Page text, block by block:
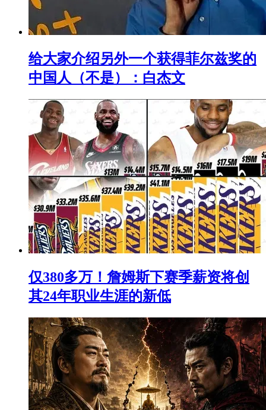
给大家介绍另外一个获得菲尔兹奖的
中国人（不是）：白杰文
仅380多万！詹姆斯下赛季薪资将创
其24年职业生涯的新低